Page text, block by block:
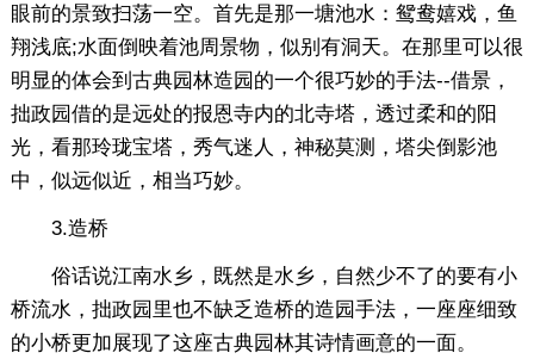
眼前的景致扫荡一空。首先是那一塘池水：鸳鸯嬉戏，鱼
翔浅底;水面倒映着池周景物，似别有洞天。在那里可以很
明显的体会到古典园林造园的一个很巧妙的手法--借景，
拙政园借的是远处的报恩寺内的北寺塔，透过柔和的阳
光，看那玲珑宝塔，秀气迷人，神秘莫测，塔尖倒影池
中，似远似近，相当巧妙。
3.造桥
俗话说江南水乡，既然是水乡，自然少不了的要有小
桥流水，拙政园里也不缺乏造桥的造园手法，一座座细致
的小桥更加展现了这座古典园林其诗情画意的一面。